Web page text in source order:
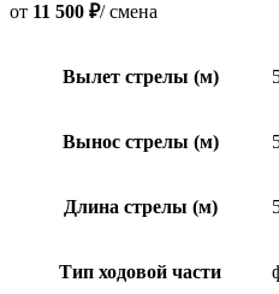
от 11 500 ₽/ смена
Вылет стрелы (м)
Вынос стрелы (м)
Длина стрелы (м)
Тип ходовой части